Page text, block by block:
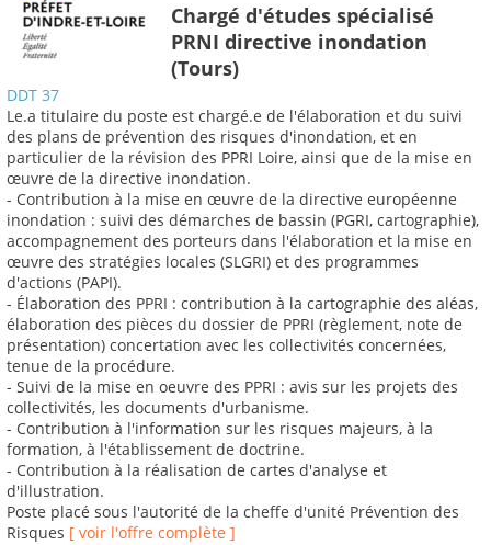
Chargé d'études spécialisé
PRNI directive inondation
(Tours)
DDT 37
Le.a titulaire du poste est chargé.e de l'élaboration et du suivi
des plans de prévention des risques d'inondation, et en
particulier de la révision des PPRI Loire, ainsi que de la mise en
œuvre de la directive inondation.
- Contribution à la mise en œuvre de la directive européenne
inondation : suivi des démarches de bassin (PGRI, cartographie),
accompagnement des porteurs dans l'élaboration et la mise en
œuvre des stratégies locales (SLGRI) et des programmes
d'actions (PAPI).
- Élaboration des PPRI : contribution à la cartographie des aléas,
élaboration des pièces du dossier de PPRI (règlement, note de
présentation) concertation avec les collectivités concernées,
tenue de la procédure.
- Suivi de la mise en oeuvre des PPRI : avis sur les projets des
collectivités, les documents d'urbanisme.
- Contribution à l'information sur les risques majeurs, à la
formation, à l'établissement de doctrine.
- Contribution à la réalisation de cartes d'analyse et
d'illustration.
Poste placé sous l'autorité de la cheffe d'unité Prévention des
Risques [ voir l'offre complète ]